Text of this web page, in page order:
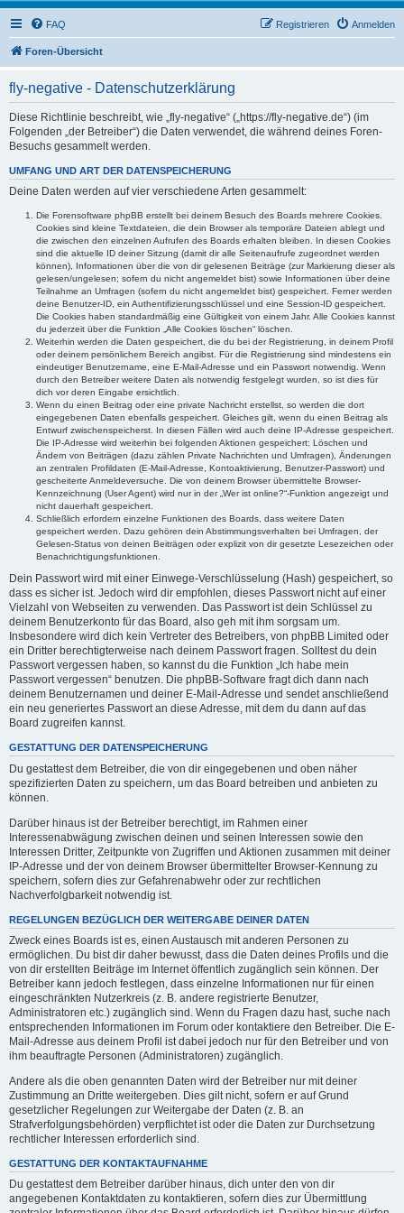
FAQ Anmelden
Registrieren
Foren-Übersicht
fly-negative - Datenschutzerklärung
Diese Richtlinie beschreibt, wie „fly-negative“ („https://fly-negative.de“) (im
Folgenden „der Betreiber“) die Daten verwendet, die während deines Foren-
Besuchs gesammelt werden.
UMFANG UND ART DER DATENSPEICHERUNG
Deine Daten werden auf vier verschiedene Arten gesammelt:
Die Forensoftware phpBB erstellt bei deinem Besuch des Boards mehrere Cookies.
Cookies sind kleine Textdateien, die dein Browser als temporäre Dateien ablegt und
die zwischen den einzelnen Aufrufen des Boards erhalten bleiben. In diesen Cookies
sind die aktuelle ID deiner Sitzung (damit dir alle Seitenaufrufe zugeordnet werden
können), Informationen über die von dir gelesenen Beiträge (zur Markierung dieser als
gelesen/ungelesen; sofern du nicht angemeldet bist) sowie Informationen über deine
Teilnahme an Umfragen (sofern du nicht angemeldet bist) gespeichert. Ferner werden
deine Benutzer-ID, ein Authentifizierungsschlüssel und eine Session-ID gespeichert.
Die Cookies haben standardmäßig eine Gültigkeit von einem Jahr. Alle Cookies kannst
du jederzeit über die Funktion „Alle Cookies löschen“ löschen.
Weiterhin werden die Daten gespeichert, die du bei der Registrierung, in deinem Profil
oder deinem persönlichem Bereich angibst. Für die Registrierung sind mindestens ein
eindeutiger Benutzername, eine E-Mail-Adresse und ein Passwort notwendig. Wenn
durch den Betreiber weitere Daten als notwendig festgelegt wurden, so ist dies für
dich vor deren Eingabe ersichtlich.
Wenn du einen Beitrag oder eine private Nachricht erstellst, so werden die dort
eingegebenen Daten ebenfalls gespeichert. Gleiches gilt, wenn du einen Beitrag als
Entwurf zwischenspeicherst. In diesen Fällen wird auch deine IP-Adresse gespeichert.
Die IP-Adresse wird weiterhin bei folgenden Aktionen gespeichert: Löschen und
Ändern von Beiträgen (dazu zählen Private Nachrichten und Umfragen), Änderungen
an zentralen Profildaten (E-Mail-Adresse, Kontoaktivierung, Benutzer-Passwort) und
gescheiterte Anmeldeversuche. Die von deinem Browser übermittelte Browser-
Kennzeichnung (User Agent) wird nur in der „Wer ist online?“-Funktion angezeigt und
nicht dauerhaft gespeichert.
Schließlich erfordern einzelne Funktionen des Boards, dass weitere Daten
gespeichert werden. Dazu gehören dein Abstimmungsverhalten bei Umfragen, der
Gelesen-Status von deinen Beiträgen oder explizit von dir gesetzte Lesezeichen oder
Benachrichtigungsfunktionen.
Dein Passwort wird mit einer Einwege-Verschlüsselung (Hash) gespeichert, so
dass es sicher ist. Jedoch wird dir empfohlen, dieses Passwort nicht auf einer
Vielzahl von Webseiten zu verwenden. Das Passwort ist dein Schlüssel zu
deinem Benutzerkonto für das Board, also geh mit ihm sorgsam um.
Insbesondere wird dich kein Vertreter des Betreibers, von phpBB Limited oder
ein Dritter berechtigterweise nach deinem Passwort fragen. Solltest du dein
Passwort vergessen haben, so kannst du die Funktion „Ich habe mein
Passwort vergessen“ benutzen. Die phpBB-Software fragt dich dann nach
deinem Benutzernamen und deiner E-Mail-Adresse und sendet anschließend
ein neu generiertes Passwort an diese Adresse, mit dem du dann auf das
Board zugreifen kannst.
GESTATTUNG DER DATENSPEICHERUNG
Du gestattest dem Betreiber, die von dir eingegebenen und oben näher
spezifizierten Daten zu speichern, um das Board betreiben und anbieten zu
können.
Darüber hinaus ist der Betreiber berechtigt, im Rahmen einer
Interessenabwägung zwischen deinen und seinen Interessen sowie den
Interessen Dritter, Zeitpunkte von Zugriffen und Aktionen zusammen mit deiner
IP-Adresse und der von deinem Browser übermittelter Browser-Kennung zu
speichern, sofern dies zur Gefahrenabwehr oder zur rechtlichen
Nachverfolgbarkeit notwendig ist.
REGELUNGEN BEZÜGLICH DER WEITERGABE DEINER DATEN
Zweck eines Boards ist es, einen Austausch mit anderen Personen zu
ermöglichen. Du bist dir daher bewusst, dass die Daten deines Profils und die
von dir erstellten Beiträge im Internet öffentlich zugänglich sein können. Der
Betreiber kann jedoch festlegen, dass einzelne Informationen nur für einen
eingeschränkten Nutzerkreis (z. B. andere registrierte Benutzer,
Administratoren etc.) zugänglich sind. Wenn du Fragen dazu hast, suche nach
entsprechenden Informationen im Forum oder kontaktiere den Betreiber. Die E-
Mail-Adresse aus deinem Profil ist dabei jedoch nur für den Betreiber und von
ihm beauftragte Personen (Administratoren) zugänglich.
Andere als die oben genannten Daten wird der Betreiber nur mit deiner
Zustimmung an Dritte weitergeben. Dies gilt nicht, sofern er auf Grund
gesetzlicher Regelungen zur Weitergabe der Daten (z. B. an
Strafverfolgungsbehörden) verpflichtet ist oder die Daten zur Durchsetzung
rechtlicher Interessen erforderlich sind.
GESTATTUNG DER KONTAKTAUFNAHME
Du gestattest dem Betreiber darüber hinaus, dich unter den von dir
angegebenen Kontaktdaten zu kontaktieren, sofern dies zur Übermittlung